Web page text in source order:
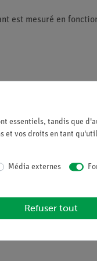
est mesuré en
avec cet
U et une résistance
à partir des
essentiels, tandis que
et vos droits en tant
Média externes
Refuser tout